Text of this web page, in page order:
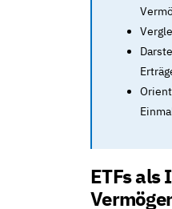
ETFs als